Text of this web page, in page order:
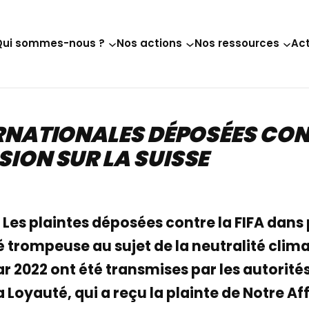
sommes-nous ? Nos actions Nos ressources
DÉPOSÉES
SUR LA SUISSE
Les plaintes déposées contre la FIFA
au sujet de la neutralité
2022 ont été transmises par les
Loyauté, qui a reçu la plainte de Notre